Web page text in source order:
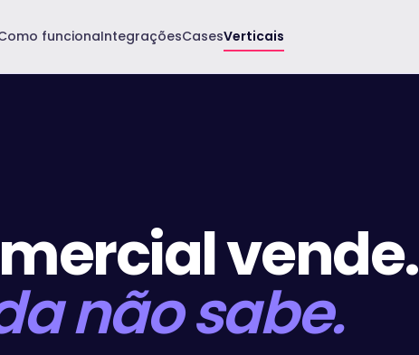
funcionaIntegraçõesCasesVerticais
vende.
não sabe.